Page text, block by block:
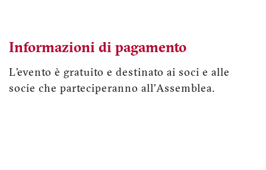
Informazioni di pagamento
L’evento è gratuito e destinato ai soci e alle
socie che parteciperanno all’Assemblea.